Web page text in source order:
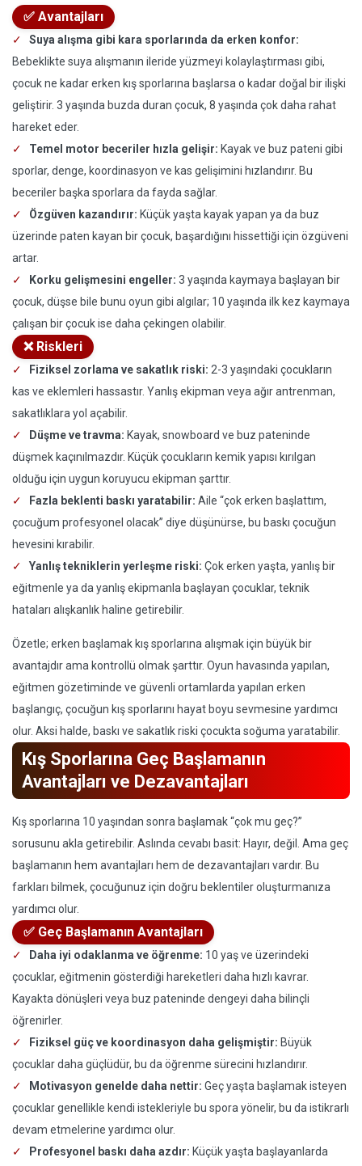
✅ Avantajları
Suya alışma gibi kara sporlarında da erken konfor:
Bebeklikte suya alışmanın ileride yüzmeyi kolaylaştırması gibi,
çocuk ne kadar erken kış sporlarına başlarsa o kadar doğal bir ilişki
geliştirir. 3 yaşında buzda duran çocuk, 8 yaşında çok daha rahat
hareket eder.
Temel motor beceriler hızla gelişir: Kayak ve buz pateni gibi
sporlar, denge, koordinasyon ve kas gelişimini hızlandırır. Bu
beceriler başka sporlara da fayda sağlar.
Özgüven kazandırır: Küçük yaşta kayak yapan ya da buz
üzerinde paten kayan bir çocuk, başardığını hissettiği için özgüveni
artar.
Korku gelişmesini engeller: 3 yaşında kaymaya başlayan bir
çocuk, düşse bile bunu oyun gibi algılar; 10 yaşında ilk kez kaymaya
çalışan bir çocuk ise daha çekingen olabilir.
❌ Riskleri
Fiziksel zorlama ve sakatlık riski: 2-3 yaşındaki çocukların
kas ve eklemleri hassastır. Yanlış ekipman veya ağır antrenman,
sakatlıklara yol açabilir.
Düşme ve travma: Kayak, snowboard ve buz pateninde
düşmek kaçınılmazdır. Küçük çocukların kemik yapısı kırılgan
olduğu için uygun koruyucu ekipman şarttır.
Fazla beklenti baskı yaratabilir: Aile “çok erken başlattım,
çocuğum profesyonel olacak” diye düşünürse, bu baskı çocuğun
hevesini kırabilir.
Yanlış tekniklerin yerleşme riski: Çok erken yaşta, yanlış bir
eğitmenle ya da yanlış ekipmanla başlayan çocuklar, teknik
hataları alışkanlık haline getirebilir.
Özetle; erken başlamak kış sporlarına alışmak için büyük bir
avantajdır ama kontrollü olmak şarttır. Oyun havasında yapılan,
eğitmen gözetiminde ve güvenli ortamlarda yapılan erken
başlangıç, çocuğun kış sporlarını hayat boyu sevmesine yardımcı
olur. Aksi halde, baskı ve sakatlık riski çocukta soğuma yaratabilir.
Kış Sporlarına Geç Başlamanın
Avantajları ve Dezavantajları
Kış sporlarına 10 yaşından sonra başlamak “çok mu geç?”
sorusunu akla getirebilir. Aslında cevabı basit: Hayır, değil. Ama geç
başlamanın hem avantajları hem de dezavantajları vardır. Bu
farkları bilmek, çocuğunuz için doğru beklentiler oluşturmanıza
yardımcı olur.
✅ Geç Başlamanın Avantajları
Daha iyi odaklanma ve öğrenme: 10 yaş ve üzerindeki
çocuklar, eğitmenin gösterdiği hareketleri daha hızlı kavrar.
Kayakta dönüşleri veya buz pateninde dengeyi daha bilinçli
öğrenirler.
Fiziksel güç ve koordinasyon daha gelişmiştir: Büyük
çocuklar daha güçlüdür, bu da öğrenme sürecini hızlandırır.
Motivasyon genelde daha nettir: Geç yaşta başlamak isteyen
çocuklar genellikle kendi istekleriyle bu spora yönelir, bu da istikrarlı
devam etmelerine yardımcı olur.
Profesyonel baskı daha azdır: Küçük yaşta başlayanlarda